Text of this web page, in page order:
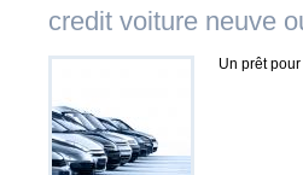
credit voiture neuve
Un prêt